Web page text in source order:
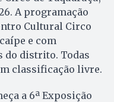
A programação
Cultural Circo
e com
do distrito. Todas
classificação livre.
a 6ª Exposição